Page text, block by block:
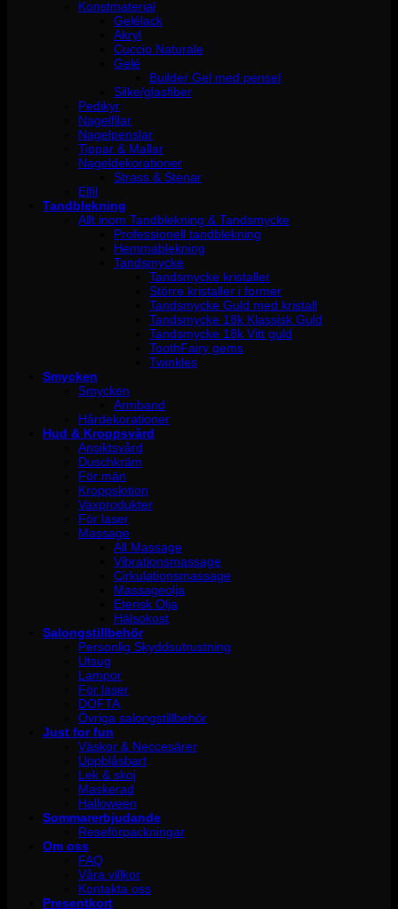
Konstmaterial
Gelélack
Akryl
Cuccio Naturale
Gelé
Builder Gel med pensel
Silke/glasfiber
Pedikyr
Nagelfilar
Nagelpenslar
Tippar & Mallar
Nageldekorationer
Strass & Stenar
Elfil
Tandblekning
Allt inom Tandblekning & Tandsmycke
Professionell tandblekning
Hemmablekning
Tandsmycke
Tandsmycke kristaller
Större kristaller i former
Tandsmycke Guld med kristall
Tandsmycke 18k Klassisk Guld
Tandsmycke 18k Vitt guld
ToothFairy gems
Twinkles
Smycken
Smycken
Armband
Hårdekorationer
Hud & Kroppsvård
Ansiktsvård
Duschkräm
För män
Kroppslotion
Vaxprodukter
För laser
Massage
All Massage
Vibrationsmassage
Cirkulationsmassage
Massageolja
Eterisk Olja
Hälsokost
Salongstillbehör
Personlig Skyddsutrustning
Utsug
Lampor
För laser
DOFTA
Övriga salongstillbehör
Just for fun
Väskor & Neccesärer
Uppblåsbart
Lek & skoj
Maskerad
Halloween
Sommarerbjudande
Reseförpackningar
Om oss
FAQ
Våra villkor
Kontakta oss
Presentkort